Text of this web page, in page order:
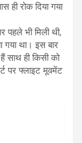
ही रोक दिया गया
पहले भी मिली थी,
गया था। इस बार
साथ ही किसी को
पर फ्लाइट मूवमेंट